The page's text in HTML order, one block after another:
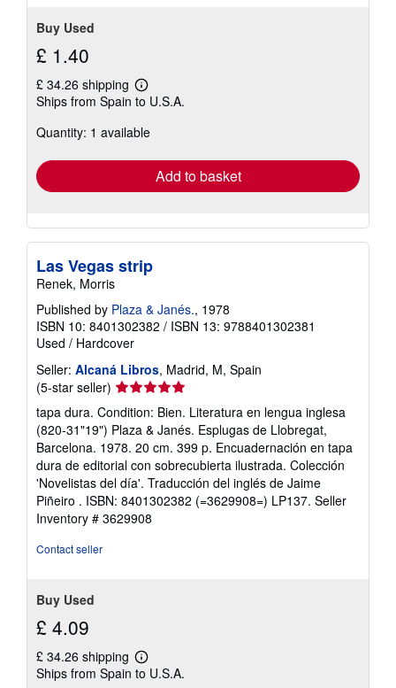
Buy Used
£ 1.40
£ 34.26 shipping
Learn
more
shipping
Ships from Spain to U.S.A.
Quantity: 1 available
Add to basket
Las Vegas strip
Renek, Morris
Published by Plaza & Janés., 1978
ISBN 10: 8401302382 / ISBN 13: 9788401302381
Used / Hardcover
Seller: Alcaná Libros, Madrid, M, Spain
(5-star seller) Seller
rating
5
out
of
5
stars
tapa dura. Condition: Bien. Literatura en lengua inglesa
(820-31"19") Plaza & Janés. Esplugas de Llobregat,
Barcelona. 1978. 20 cm. 399 p. Encuadernación en tapa
dura de editorial con sobrecubierta ilustrada. Colección
'Novelistas del día'. Traducción del inglés de Jaime
Piñeiro . ISBN: 8401302382 (=3629908=) LP137. Seller
Inventory # 3629908
Contact seller
Buy Used
£ 4.09
£ 34.26 shipping
Learn
more
Ships from Spain to U.S.A.